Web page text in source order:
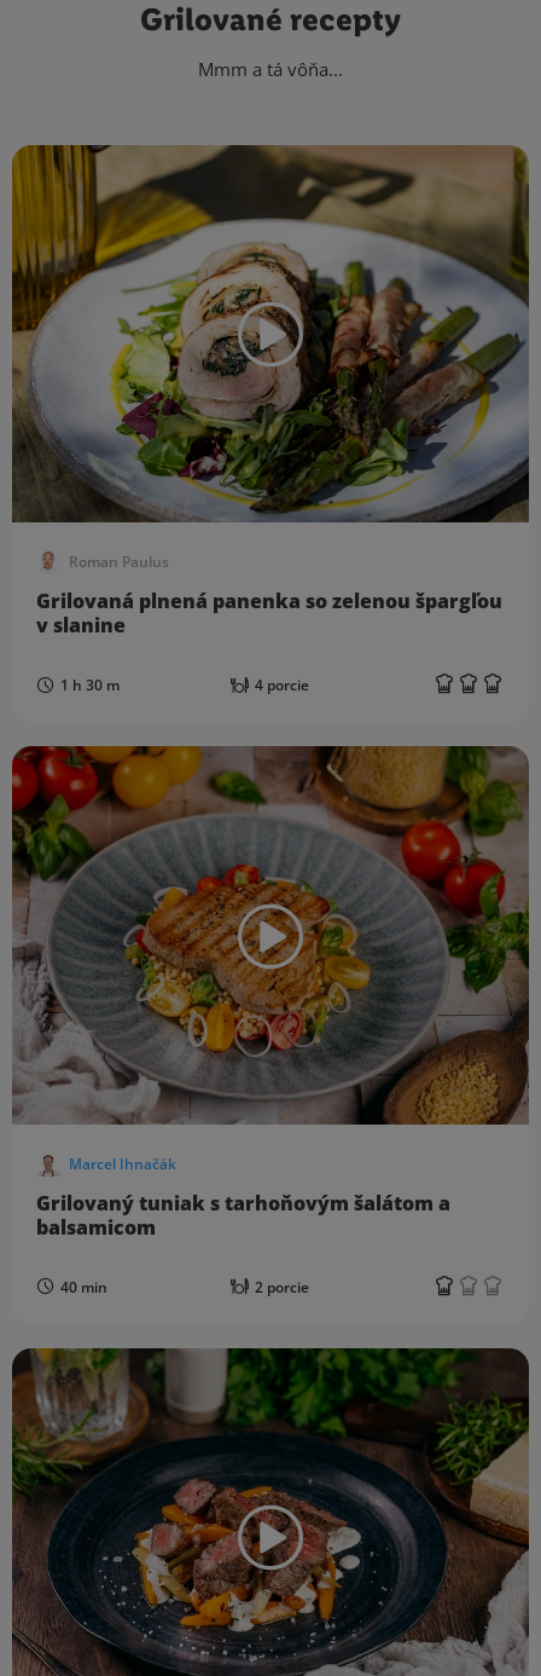
Grilované recepty
Mmm a tá vôňa...
Roman Paulus
Grilovaná plnená panenka so zelenou špargľou
v slanine
1 h 30 m 4 porcie
Marcel Ihnačák
Grilovaný tuniak s tarhoňovým šalátom a
balsamicom
40 min 2 porcie